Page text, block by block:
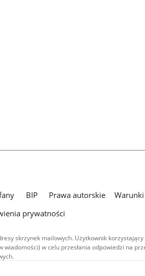
BIP Prawa autorskie
prywatności
skrzynek mailowych. Użytkownik
w celu przesłania odpowiedzi na